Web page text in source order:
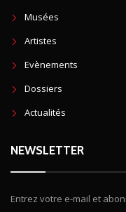
Musées
Artistes
Evènements
Dossiers
Actualités
NEWSLETTER
Entrez votre e-mail et